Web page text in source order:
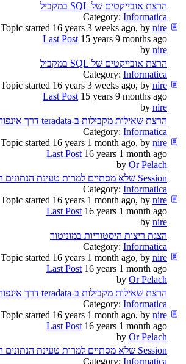
הרצת אובייקטים של SQL במקביל
Category: Informatica
Topic started 16 years 3 weeks ago, by nire
Last Post 15 years 9 months ago
by nire
הרצת אובייקטים של SQL במקביל
Category: Informatica
Topic started 16 years 3 weeks ago, by nire
Last Post 15 years 9 months ago
by nire
הרצת שאילות מקבילות ב-teradata דרך אינפורמטיקה
Category: Informatica
Topic started 16 years 1 month ago, by nire
Last Post 16 years 1 month ago
by Or Pelach
Session שלא מסתיים למרות טעינת הנתונים הסתיימה.
Category: Informatica
Topic started 16 years 1 month ago, by nire
Last Post 16 years 1 month ago
by nire
הצגת ריצות היסטוריות במוניטור
Category: Informatica
Topic started 16 years 1 month ago, by nire
Last Post 16 years 1 month ago
by Or Pelach
הרצת שאילות מקבילות ב-teradata דרך אינפורמטיקה
Category: Informatica
Topic started 16 years 1 month ago, by nire
Last Post 16 years 1 month ago
by Or Pelach
Session שלא מסתיים למרות טעינת הנתונים הסתיימה.
Category: Informatica